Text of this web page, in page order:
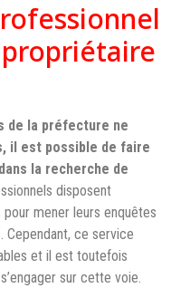
de la préfecture ne
il est possible de faire
la recherche de
disposent
mener leurs enquêtes
Cependant, ce service
et il est toutefois
sur cette voie.